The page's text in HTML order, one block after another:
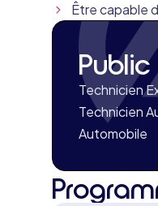
Être capable
Public
Technicien
Technicien
Automobile